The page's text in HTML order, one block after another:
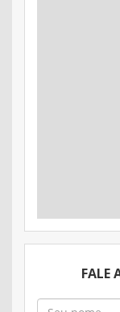
FALE